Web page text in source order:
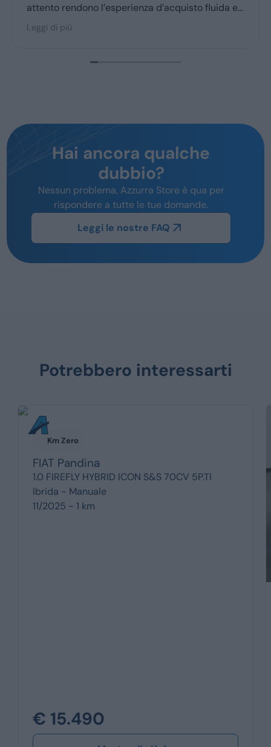
Hai ancora qualche
dubbio?
Nessun problema, Azzurra Store è qua per
rispondere a tutte le tue domande.
Leggi le nostre FAQ
Potrebbero interessarti
Km Zero
FIAT Pandina
1.0 FIREFLY HYBRID ICON S&S 70CV 5P.TI
Ibrida - Manuale
11/2025 - 1 km
€ 15.490